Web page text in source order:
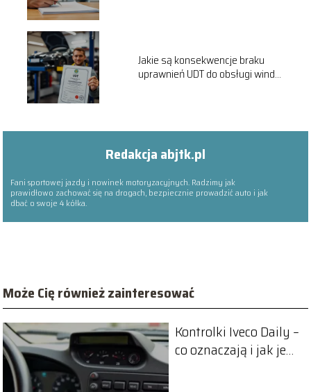
Jakie są konsekwencje braku
uprawnień UDT do obsługi windy
Redakcja abjtk.pl
Fani sportowej jazdy i nowinek motoryzacyjnych. Radzimy jak
prawidłowo zachować się na drogach, bezpiecznie prowadzić auto i jak
dbać o swoje 4 kółka.
Może Cię również zainteresować
Kontrolki Iveco Daily –
co oznaczają i jak je